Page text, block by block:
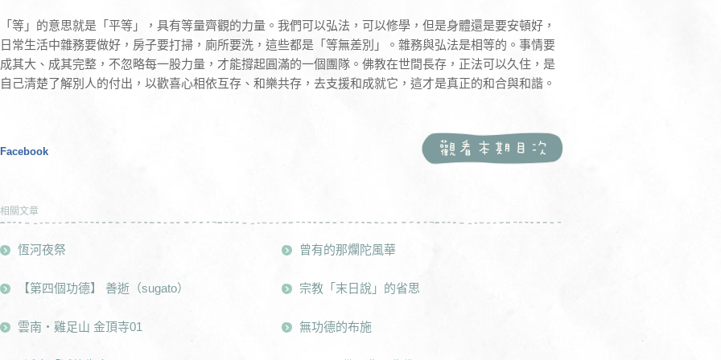
「等」的意思就是「平等」，具有等量齊觀的力量。我們可以弘法，可以修學，但是身體還是要安頓好，
日常生活中雜務要做好，房子要打掃，廁所要洗，這些都是「等無差別」。雜務與弘法是相等的。事情要
成其大、成其完整，不忽略每一股力量，才能撐起圓滿的一個團隊。佛教在世間長存，正法可以久住，是
自己清楚了解別人的付出，以歡喜心相依互存、和樂共存，去支援和成就它，這才是真正的和合與和諧。
Facebook
相關文章
恆河夜祭
【第四個功德】 善逝（sugato）
雲南・雞足山 金頂寺01
曾有的那爛陀風華
宗教「末日說」的省思
無功德的布施